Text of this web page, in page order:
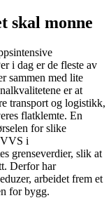
skal monne
i dag er de fleste av
sammen med lite
er at
transport og logistikk,
flatklemte. En
for slike
VVS i
grenseverdier, slik at
Derfor har
arbeidet frem et
for bygg.